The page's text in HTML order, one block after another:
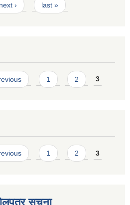
next › last »
1 2 3
1 2 3
सूचना